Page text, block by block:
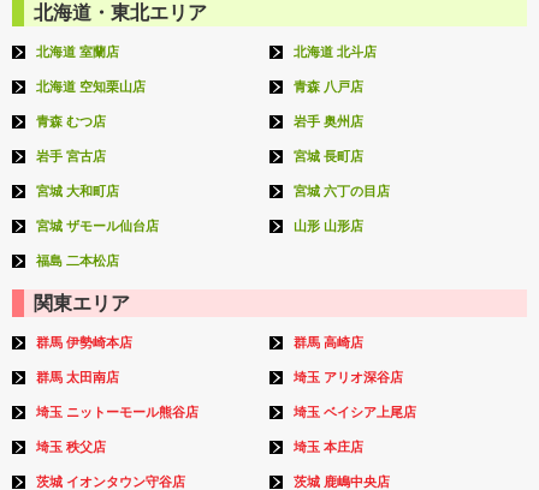
北海道・東北エリア
北海道 室蘭店 北海道 北斗店
北海道 空知栗山店 青森 八戸店
青森 むつ店 岩手 奥州店
岩手 宮古店 宮城 長町店
宮城 大和町店 宮城 六丁の目店
宮城 ザモール仙台店 山形 山形店
福島 二本松店
関東エリア
群馬 伊勢崎本店 群馬 高崎店
群馬 太田南店 埼玉 アリオ深谷店
埼玉 ニットーモール熊谷店 埼玉 ベイシア上尾店
埼玉 秩父店 埼玉 本庄店
茨城 イオンタウン守谷店 茨城 鹿嶋中央店